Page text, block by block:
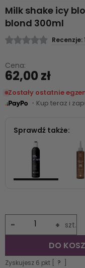
Milk shake icy
blond 300ml
Recenzje:
Cena:
62,00 zł
Zostały ostatnie
・Kup teraz i
Sprawdź także:
+
- szt.
DO
Zyskujesz 6 pkt [ ?